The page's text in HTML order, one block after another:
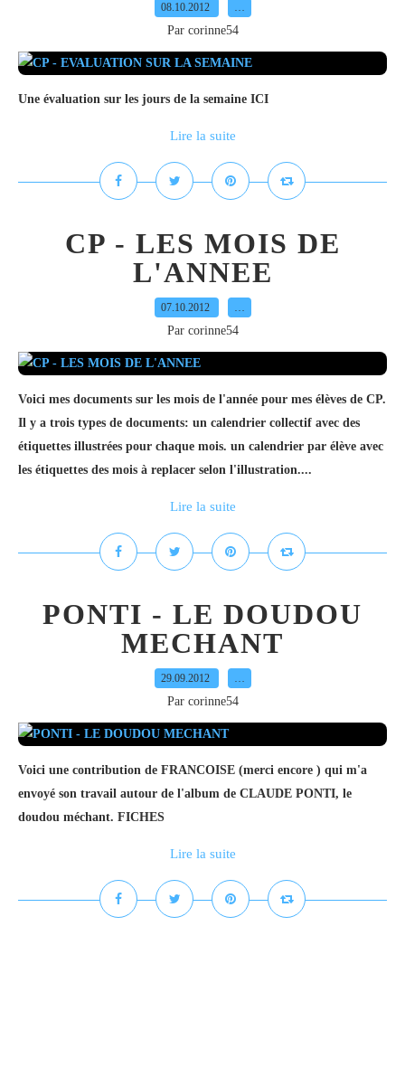
08.10.2012 …
Par corinne54
Une évaluation sur les jours de la semaine ICI
Lire la suite
CP - LES MOIS DE
L'ANNEE
07.10.2012 …
Par corinne54
Voici mes documents sur les mois de l'année pour mes élèves de CP.
Il y a trois types de documents: un calendrier collectif avec des
étiquettes illustrées pour chaque mois. un calendrier par élève avec
les étiquettes des mois à replacer selon l'illustration....
Lire la suite
PONTI - LE DOUDOU
MECHANT
29.09.2012 …
Par corinne54
Voici une contribution de FRANCOISE (merci encore ) qui m'a
envoyé son travail autour de l'album de CLAUDE PONTI, le
doudou méchant. FICHES
Lire la suite